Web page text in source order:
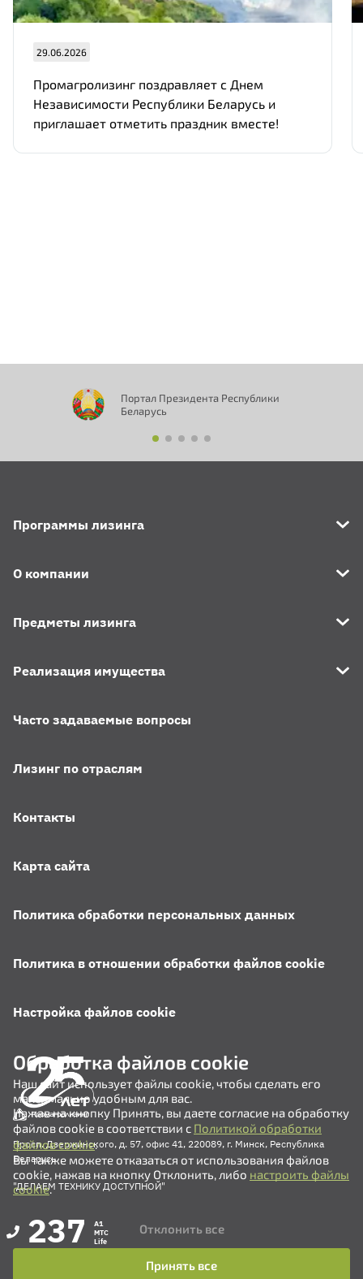
29.06.2026
Промагролизинг поздравляет с Днем
Независимости Республики Беларусь и
приглашает отметить праздник вместе!
Портал Президента Республики
Беларусь
Просп. Дзержинского, д. 57, офис 41, 220089, г. Минск, Республика
Беларусь
"ДЕЛАЕМ ТЕХНИКУ ДОСТУПНОЙ"
237
A1
MTC
Life
+375 (17) 311-35-80
Программы лизинга
О компании
Предметы лизинга
Реализация имущества
Часто задаваемые вопросы
Лизинг по отраслям
Контакты
Карта сайта
Политика обработки персональных данных
Политика в отношении обработки файлов cookie
Настройка файлов cookie
Обработка файлов cookie
Наш сайт использует файлы cookie, чтобы сделать его
максимально удобным для вас.
Нажав на кнопку Принять, вы даете согласие на обработку
файлов cookie в соответствии с Политикой обработки
файлов cookie.
Вы также можете отказаться от использования файлов
cookie, нажав на кнопку Отклонить, либо настроить файлы
cookie.
Принять все
Отклонить все